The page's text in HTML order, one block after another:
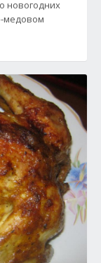
новогодних
медовом